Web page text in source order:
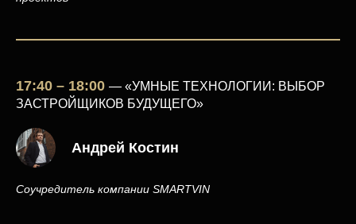
17:40 – 18:00 — «УМНЫЕ ТЕХНОЛОГИИ: ВЫБОР
ЗАСТРОЙЩИКОВ БУДУЩЕГО»
Андрей Костин
Соучредитель компании SMARTVIN